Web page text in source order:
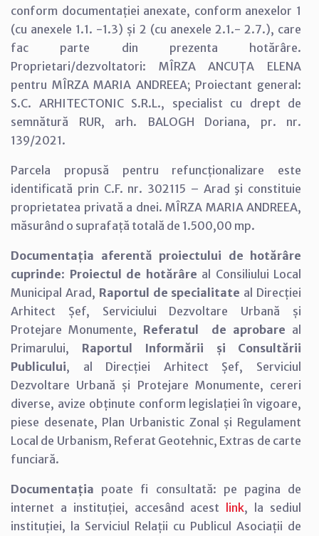
conform documentației anexate, conform anexelor 1
(cu anexele 1.1. -1.3) și 2 (cu anexele 2.1.- 2.7.), care
fac parte din prezenta hotărâre.
Proprietari/dezvoltatori: MÎRZA ANCUȚA ELENA
pentru MÎRZA MARIA ANDREEA; Proiectant general:
S.C. ARHITECTONIC S.R.L., specialist cu drept de
semnătură RUR, arh. BALOGH Doriana, pr. nr.
139/2021.
Parcela propusă pentru refuncționalizare este
identificată prin C.F. nr. 302115 – Arad şi constituie
proprietatea privată a dnei. MÎRZA MARIA ANDREEA,
măsurând o suprafață totală de 1.500,00 mp.
Documentația aferentă proiectului de hotărâre
cuprinde: Proiectul de hotărâre al Consiliului Local
Municipal Arad, Raportul de specialitate al Direcției
Arhitect Șef, Serviciului Dezvoltare Urbană și
Protejare Monumente, Referatul de aprobare al
Primarului, Raportul Informării și Consultării
Publicului, al Direcției Arhitect Șef, Serviciul
Dezvoltare Urbană și Protejare Monumente, cereri
diverse, avize obținute conform legislației în vigoare,
piese desenate, Plan Urbanistic Zonal și Regulament
Local de Urbanism, Referat Geotehnic, Extras de carte
funciară.
Documentația poate fi consultată: pe pagina de
internet a instituției, accesând acest link, la sediul
instituției, la Serviciul Relații cu Publicul Asociații de